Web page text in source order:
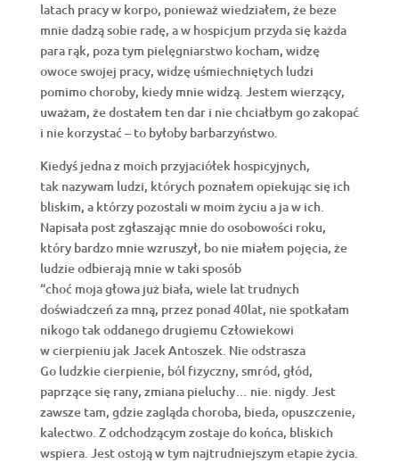
latach pracy w korpo, ponieważ wiedziałem, że beze
mnie dadzą sobie radę, a w hospicjum przyda się każda
para rąk, poza tym pielęgniarstwo kocham, widzę
owoce swojej pracy, widzę uśmiechniętych ludzi
pomimo choroby, kiedy mnie widzą. Jestem wierzący,
uważam, że dostałem ten dar i nie chciałbym go zakopać
i nie korzystać – to byłoby barbarzyństwo.
Kiedyś jedna z moich przyjaciółek hospicyjnych,
tak nazywam ludzi, których poznałem opiekując się ich
bliskim, a którzy pozostali w moim życiu a ja w ich.
Napisała post zgłaszając mnie do osobowości roku,
który bardzo mnie wzruszył, bo nie miałem pojęcia, że
ludzie odbierają mnie w taki sposób
“choć moja głowa już biała, wiele lat trudnych
doświadczeń za mną, przez ponad 40lat, nie spotkałam
nikogo tak oddanego drugiemu Człowiekowi
w cierpieniu jak Jacek Antoszek. Nie odstrasza
Go ludzkie cierpienie, ból fizyczny, smród, głód,
paprzące się rany, zmiana pieluchy… nie. nigdy. Jest
zawsze tam, gdzie zagląda choroba, bieda, opuszczenie,
kalectwo. Z odchodzącym zostaje do końca, bliskich
wspiera. Jest ostoją w tym najtrudniejszym etapie życia.